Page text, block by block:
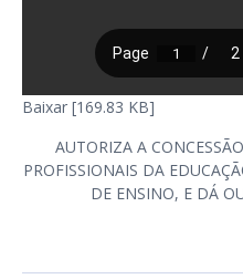
Baixar [169.83 KB]
AUTORIZA A
PROFISSIONAIS DA
DE ENSINO, E DÁ